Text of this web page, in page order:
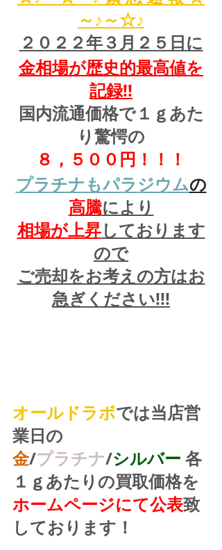
～♪～☆♪
２０２２年３月２５日に
金相場が歴史的最高値を
記録!!
国内流通価格で１ｇあた
り驚愕の
８，５００円！！！
プラチナもパラジウムの
高騰により
相場が上昇しております
ので
ご売却をお考えの方はお
急ぎください!!!
オールドラボでは当店営
業日の
金/プラチナ/シルバー 各
１ｇあたりの買取価格を
ホームページにて公表致
しております！